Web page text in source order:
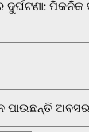
ଦୁର୍ଘଟଣା:
ପାଉଛନ୍ତି